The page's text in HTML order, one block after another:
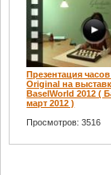
Презентация
Original на
BaselWorld 2012 (
март 2012 )
Просмотров: 3516